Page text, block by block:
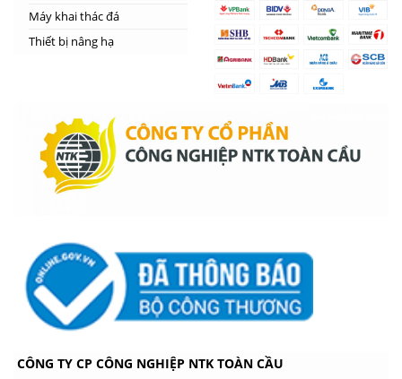
Máy khai thác đá
Thiết bị nâng hạ
CÔNG TY CP CÔNG NGHIỆP NTK TOÀN CẦU